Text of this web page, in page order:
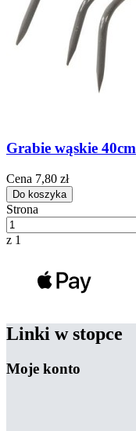
Grabie wąskie 40cm
Cena 7,80 zł
Do koszyka
Strona
z 1
Linki w stopce
Moje konto